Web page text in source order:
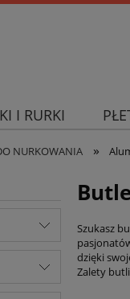
I RURKI
NURKOWANIA »
Szukasz
dzięki
Zalety